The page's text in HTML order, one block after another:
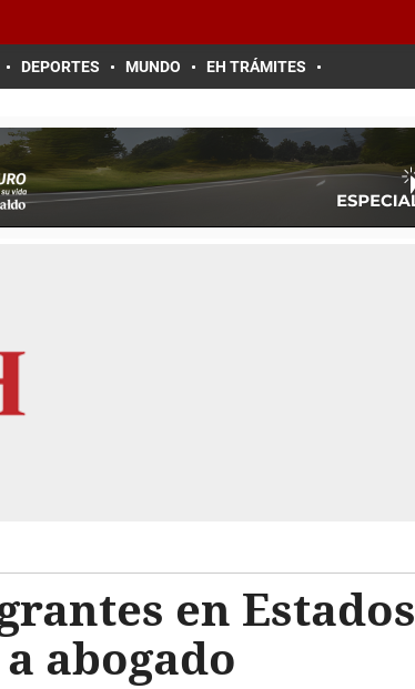
DEPORTES MUNDO EH TRÁMITES
en Estados
abogado